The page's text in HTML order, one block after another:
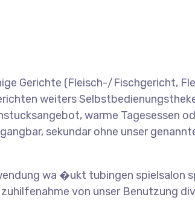
Gerichte (Fleisch-/Fischgericht,
weiters
warme Tagesessen
sekundar ohne unser
wa �ukt tubingen spielsalon
von unser Benutzung